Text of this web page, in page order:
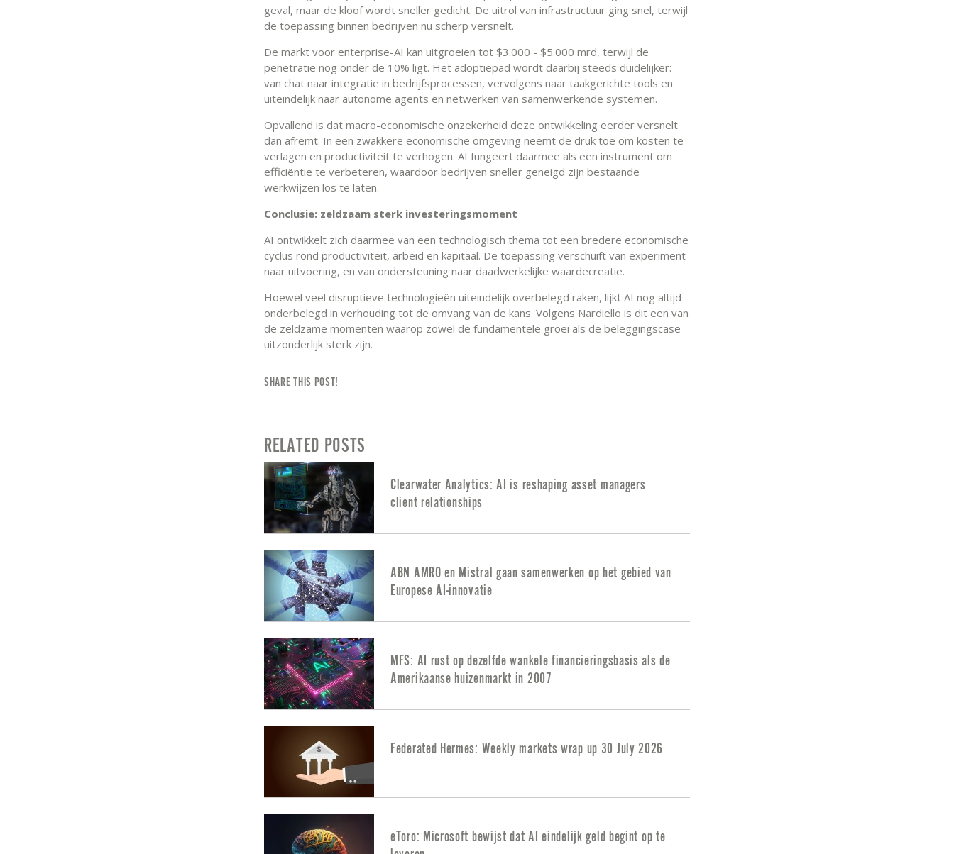
geval, maar de kloof wordt sneller gedicht. De uitrol van infrastructuur ging snel, terwijl
de toepassing binnen bedrijven nu scherp versnelt.
De markt voor enterprise-AI kan uitgroeien tot $3.000 - $5.000 mrd, terwijl de
penetratie nog onder de 10% ligt. Het adoptiepad wordt daarbij steeds duidelijker:
van chat naar integratie in bedrijfsprocessen, vervolgens naar taakgerichte tools en
uiteindelijk naar autonome agents en netwerken van samenwerkende systemen.
Opvallend is dat macro-economische onzekerheid deze ontwikkeling eerder versnelt
dan afremt. In een zwakkere economische omgeving neemt de druk toe om kosten te
verlagen en productiviteit te verhogen. AI fungeert daarmee als een instrument om
efficiëntie te verbeteren, waardoor bedrijven sneller geneigd zijn bestaande
werkwijzen los te laten.
Conclusie: zeldzaam sterk investeringsmoment
AI ontwikkelt zich daarmee van een technologisch thema tot een bredere economische
cyclus rond productiviteit, arbeid en kapitaal. De toepassing verschuift van experiment
naar uitvoering, en van ondersteuning naar daadwerkelijke waardecreatie.
Hoewel veel disruptieve technologieën uiteindelijk overbelegd raken, lijkt AI nog altijd
onderbelegd in verhouding tot de omvang van de kans. Volgens Nardiello is dit een van
de zeldzame momenten waarop zowel de fundamentele groei als de beleggingscase
uitzonderlijk sterk zijn.
SHARE THIS POST!
RELATED POSTS
Clearwater Analytics: AI is reshaping asset managers
client relationships
ABN AMRO en Mistral gaan samenwerken op het gebied van
Europese AI-innovatie
MFS: AI rust op dezelfde wankele financieringsbasis als de
Amerikaanse huizenmarkt in 2007
Federated Hermes: Weekly markets wrap up 30 July 2026
eToro: Microsoft bewijst dat AI eindelijk geld begint op te